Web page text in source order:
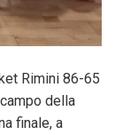
Rimini 86-65
della
finale, a